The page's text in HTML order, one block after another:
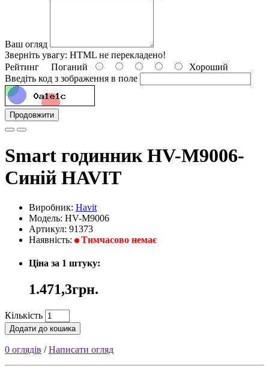
Ваш огляд
Зверніть увагу: HTML не перекладено!
Рейтинг Поганий
Хороший
Введіть код з зображення в поле
Продовжити
Smart годинник HV-M9006-
Синій HAVIT
Виробник: Havit
Модель: HV-M9006
Артикул: 91373
Наявність:
Тимчасово немає
Ціна за 1 штуку:
1.471,3грн.
Кількість
Додати до кошика
0 оглядів /Написати огляд